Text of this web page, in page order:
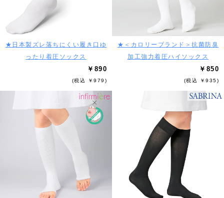
★日本製ズレ落ちにくい履き口ゆ
ったり着圧ソックス
￥890
(税込 ￥979)
★＜カロリーブランド＞抗菌防臭
加工強力着圧ハイソックス
￥850
(税込 ￥935)